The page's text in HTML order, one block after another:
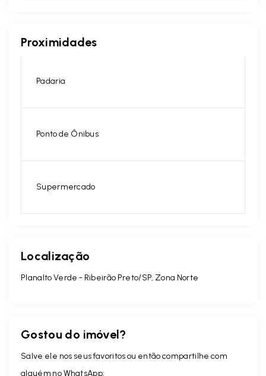
Proximidades
Padaria
Ponto de Ônibus
Supermercado
Localização
Planalto Verde - Ribeirão Preto/SP, Zona Norte
Gostou do imóvel?
Salve ele nos seus favoritos ou então compartilhe com
alguém no WhatsApp: